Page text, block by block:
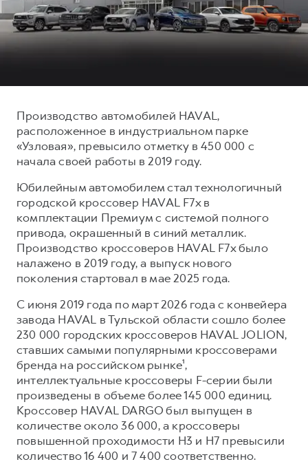
Тест-драйв
Трейд-ин
КРЕДИТ И СТРАХОВАНИЕ
Кредитный калькулятор
Страхование
Кредит
КОРПОРАТИВНЫМ КЛИЕНТАМ
Для малого бизнеса
Корпоративным клиентам
Крупным корпоративным клиентам
Система управления автопарком
Сервис для корпоративных клиентов
HAVAL Лизинг
АКСЕССУАРЫ HAVAL
Автомобильные аксессуары
Коллекция PRO
Коллекция Базовая
СЕРВИСНОЕ ОБСЛУЖИВАНИЕ
Нулевое ТО
Регламенты технического обслуживания
Электронный ПТС
ПОДДЕРЖКА
Гарантия HAVAL
Мобильное приложение GWM
Программа «HAVAL Защита+»
Руководства по эксплуатации
АКСЕССУАРЫ HAVAL
Автомобильные аксессуары
Коллекция PRO
Коллекция Базовая
Коллекция Детская
О дилере
Контакты
Производство автомобилей HAVAL,
расположенное в индустриальном парке
«Узловая», превысило отметку в 450 000 с
начала своей работы в 2019 году.
Юбилейным автомобилем стал технологичный
городской кроссовер HAVAL F7x в
комплектации Премиум с системой полного
привода, окрашенный в синий металлик.
Производство кроссоверов HAVAL F7x было
налажено в 2019 году, а выпуск нового
поколения стартовал в мае 2025 года.
С июня 2019 года по март 2026 года с конвейера
завода HAVAL в Тульской области сошло более
230 000 городских кроссоверов HAVAL JOLION,
ставших самыми популярными кроссоверами
бренда на российском рынке¹,
интеллектуальные кроссоверы F-серии были
произведены в объеме более 145 000 единиц.
Кроссовер HAVAL DARGO был выпущен в
количестве около 36 000, а кроссоверы
повышенной проходимости H3 и H7 превысили
количество 16 400 и 7 400 соответственно.